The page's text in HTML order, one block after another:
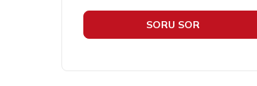
SORU SOR